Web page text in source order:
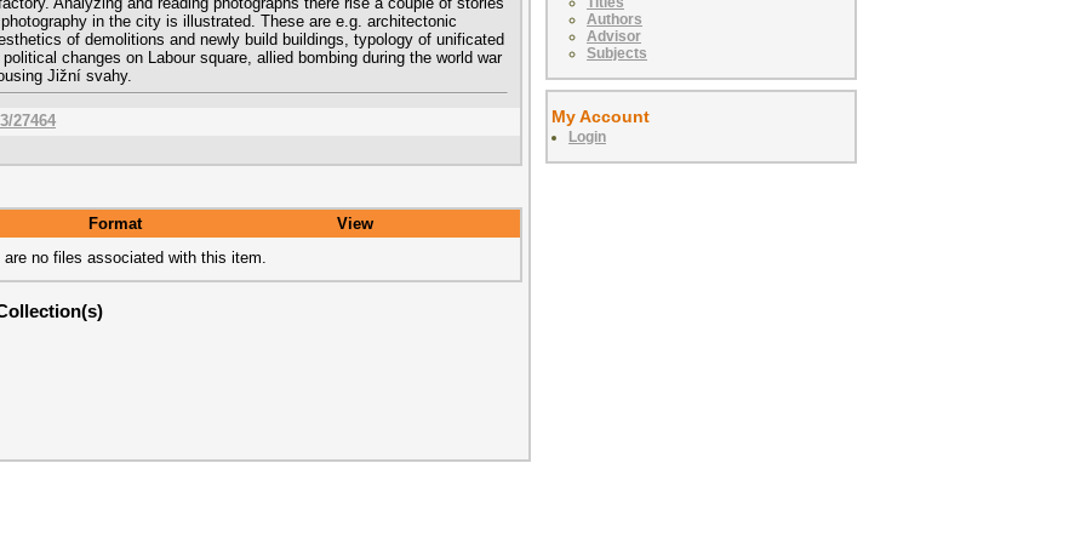
in the city is illustrated. These are e.g. architectonic
of demolitions and newly build buildings, typology of unificated
changes on Labour square, allied bombing during the world war
Jižní svahy.
27464
Format
View
are no files associated with this item.
Authors
Advisor
Subjects
My Account
Login